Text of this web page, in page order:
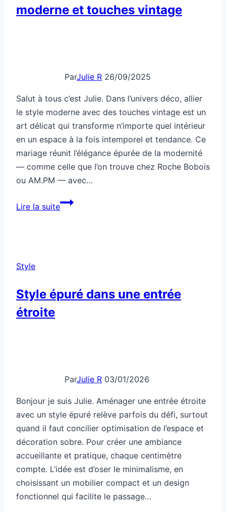
moderne et touches vintage
ParJulie R 26/09/2025
Salut à tous c’est Julie. Dans l’univers déco, allier
le style moderne avec des touches vintage est un
art délicat qui transforme n’importe quel intérieur
en un espace à la fois intemporel et tendance. Ce
mariage réunit l’élégance épurée de la modernité
— comme celle que l’on trouve chez Roche Bobois
ou AM.PM — avec…
Lire la suiteComment
Style
Style épuré dans une entrée
étroite
ParJulie R 03/01/2026
Bonjour je suis Julie. Aménager une entrée étroite
avec un style épuré relève parfois du défi, surtout
quand il faut concilier optimisation de l’espace et
décoration sobre. Pour créer une ambiance
accueillante et pratique, chaque centimètre
compte. L’idée est d’oser le minimalisme, en
choisissant un mobilier compact et un design
fonctionnel qui facilite le passage…